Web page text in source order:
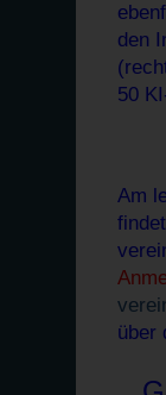
den
50
Am
über